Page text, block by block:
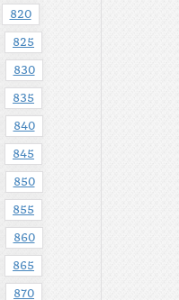
820
825
830
835
840
845
850
855
860
865
870